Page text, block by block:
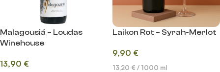
Malagousiá – Loudas
Winehouse
13,90 €
Laikon Rot – Syrah-Merlot
9,90 €
13,20 € / 1000 ml